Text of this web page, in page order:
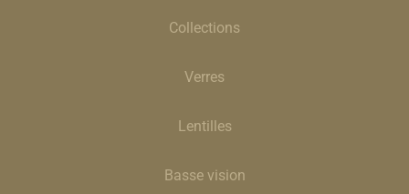
Collections
Verres
Lentilles
Basse vision